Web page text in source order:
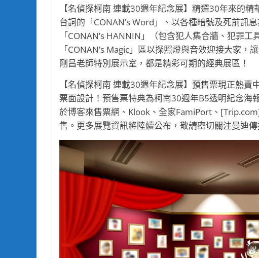
【名偵探柯南 連載30週年紀念展】精選30年來的
台詞的「CONAN’s Word」、以各種暗號及死前訊
「CONAN’s HANNIN」（包含犯人集合牆、犯罪
「CONAN’s Magic」區以探照燈與音效迎接大家
剛昌老師特別展示室，都是精彩可期的經典展區！
【名偵探柯南 連載30週年紀念展】預售票現正熱
票面設計！預售票特典為柯南30週年B5透明紀念海
於博客來售票網、Klook、全家FamiPort、
售。更多展覽資訊將陸續公布，敬請密切關注曼迪傳